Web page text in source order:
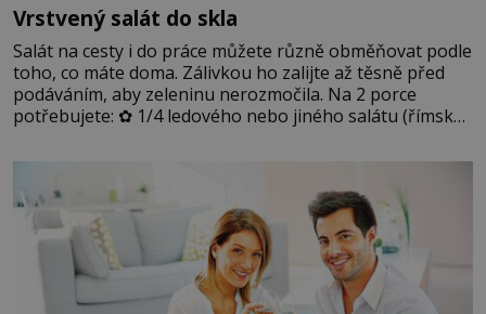
Vrstvený salát do skla
Salát na cesty i do práce můžete různě obměňovat podle
toho, co máte doma. Zálivkou ho zalijte až těsně před
podáváním, aby zeleninu nerozmočila. Na 2 porce
potřebujete: ✿ 1/4 ledového nebo jiného salátu (římský
okurky ✿ 2 rajčata Zálivka: ✿ 4 lžíce olivového oleje ✿ 1
lžíci citronové šťávy ✿ ½ stroužku